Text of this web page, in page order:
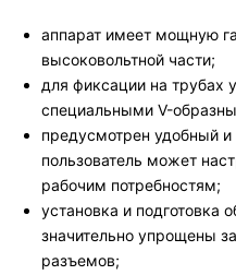
аппарат имеет мощную
высоковольтной части;
для фиксации на трубах
специальными V-
предусмотрен удобный
пользователь может
рабочим потребностям;
установка и подготовка
значительно упрощены
разъемов;